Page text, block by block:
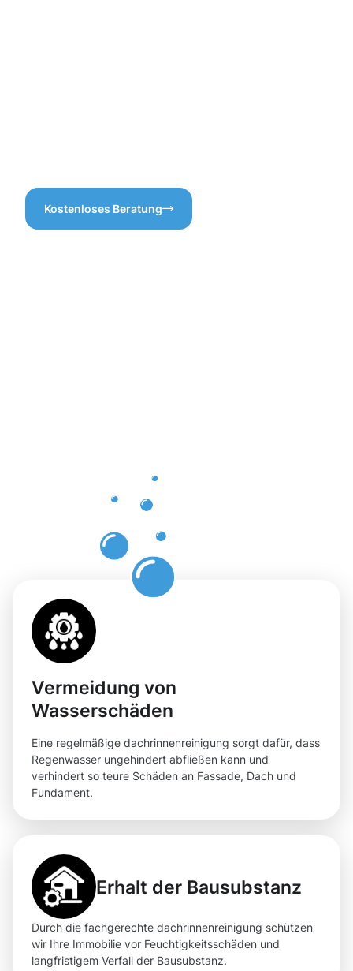
Kostenloses Beratung
Vermeidung von
Wasserschäden
Eine regelmäßige dachrinnenreinigung sorgt dafür, dass
Regenwasser ungehindert abfließen kann und
verhindert so teure Schäden an Fassade, Dach und
Fundament.
Erhalt der Bausubstanz
Durch die fachgerechte dachrinnenreinigung schützen
wir Ihre Immobilie vor Feuchtigkeitsschäden und
langfristigem Verfall der Bausubstanz.